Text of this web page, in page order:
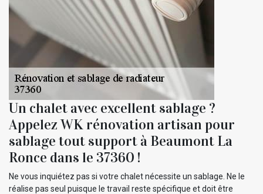
Un chalet avec excellent sablage ?
Appelez WK rénovation artisan pour
sablage tout support à Beaumont La
Ronce dans le 37360 !
Ne vous inquiétez pas si votre chalet nécessite un sablage. Ne le
réalise pas seul puisque le travail reste spécifique et doit être